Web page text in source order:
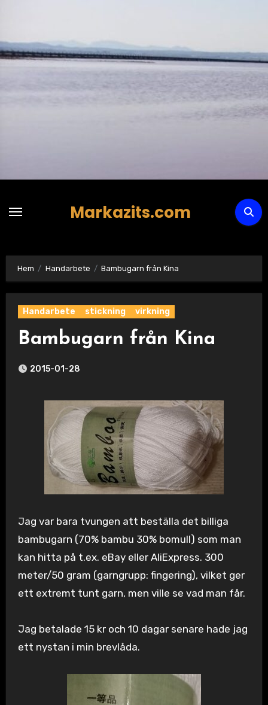
innehåll
Markazits.com
Hem Handarbete Bambugarn från Kina
Handarbete stickning virkning
Bambugarn från Kina
2015-01-28
Jag var bara tvungen att beställa det billiga
bambugarn (70% bambu 30% bomull) som man
kan hitta på t.ex. eBay eller AliExpress. 300
meter/50 gram (garngrupp: fingering), vilket ger
ett extremt tunt garn, men ville se vad man får.
Jag betalade 15 kr och 10 dagar senare hade jag
ett nystan i min brevlåda.